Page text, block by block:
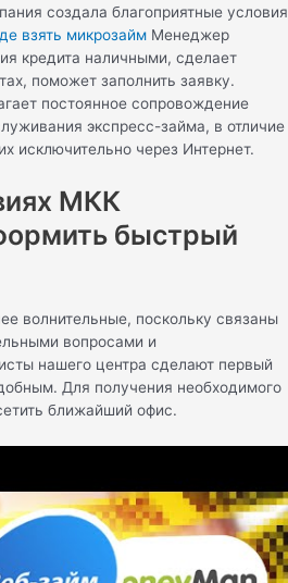
создала благоприятные условия
взять микрозайм Менеджер
кредита наличными, сделает
поможет заполнить заявку.
постоянное сопровождение
экспресс-займа, в отличие
исключительно через Интернет.
МКК
быстрый
волнительные, поскольку связаны
вопросами и
нашего центра сделают первый
Для получения необходимого
ближайший офис.